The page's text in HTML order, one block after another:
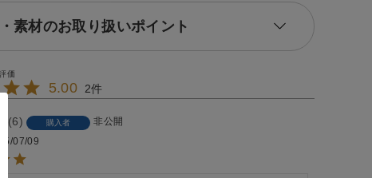
素材のお取り扱いポイント
5.00 2
6 購入者
非公開
07/09